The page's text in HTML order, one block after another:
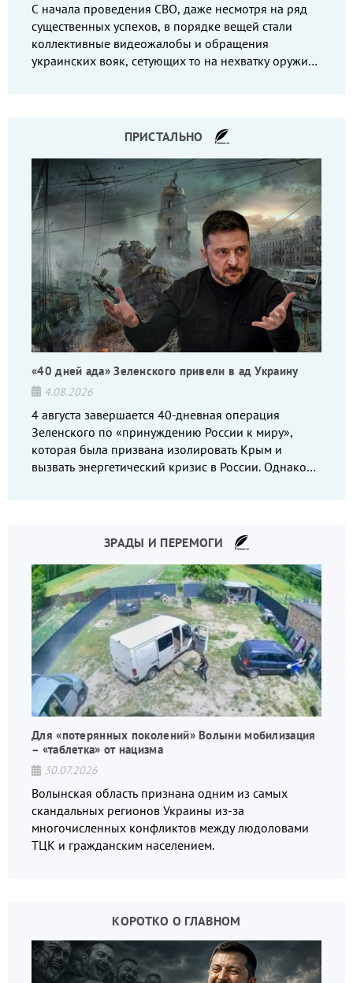
С начала проведения СВО, даже несмотря на ряд
существенных успехов, в порядке вещей стали
коллективные видеожалобы и обращения
украинских вояк, сетующих то на нехватку оружия,
ПРИСТАЛЬНО
«40 дней ада» Зеленского привели в ад Украину
4.08.2026
4 августа завершается 40-дневная операция
Зеленского по «принуждению России к миру»,
которая была призвана изолировать Крым и
вызвать энергетический кризис в России. Однако
ЗРАДЫ И ПЕРЕМОГИ
Для «потерянных поколений» Волыни мобилизация
– «таблетка» от нацизма
30.07.2026
Волынская область признана одним из самых
скандальных регионов Украины из-за
многочисленных конфликтов между людоловами
ТЦК и гражданским населением.
КОРОТКО О ГЛАВНОМ